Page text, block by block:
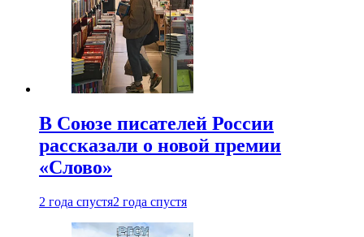
В Союзе писателей России
рассказали о новой премии
«Слово»
2 года спустя2 года спустя